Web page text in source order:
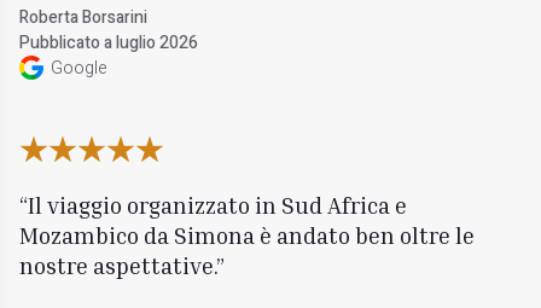
Roberta Borsarini
Pubblicato a luglio 2026
Google
Il viaggio organizzato in Sud Africa e
Mozambico da Simona è andato ben oltre le
nostre aspettative.